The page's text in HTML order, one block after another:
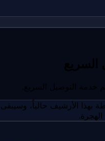
بهذا الأرشيف حالياً، وسيبقى